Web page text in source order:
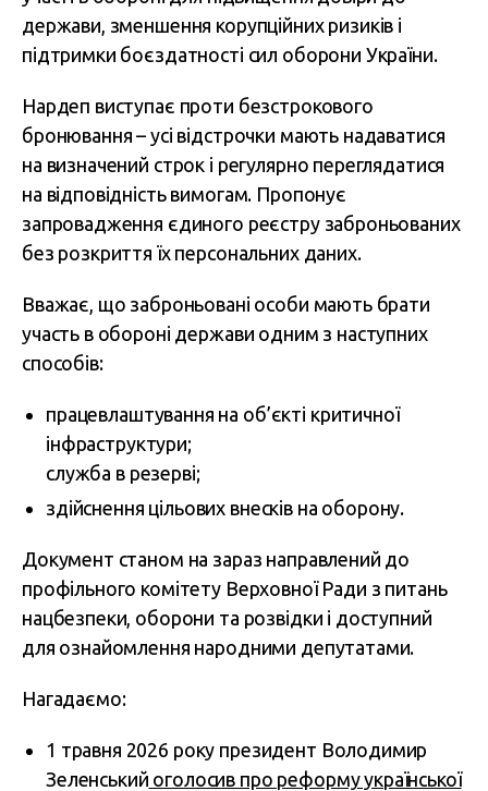
держави, зменшення корупційних ризиків і
підтримки боєздатності сил оборони України.
Нардеп виступає проти безстрокового
бронювання – усі відстрочки мають надаватися
на визначений строк і регулярно переглядатися
на відповідність вимогам. Пропонує
запровадження єдиного реєстру заброньованих
без розкриття їх персональних даних.
Вважає, що заброньовані особи мають брати
участь в обороні держави одним з наступних
способів:
працевлаштування на об’єкті критичної
інфраструктури;
служба в резерві;
здійснення цільових внесків на оборону.
Документ станом на зараз направлений до
профільного комітету Верховної Ради з питань
нацбезпеки, оборони та розвідки і доступний
для ознайомлення народними депутатами.
Нагадаємо:
1 травня 2026 року президент Володимир
Зеленський оголосив про реформу української